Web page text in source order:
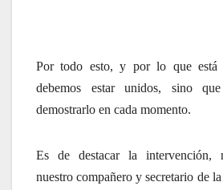
Por todo esto, y por lo que
debemos estar unidos, sino que
demostrarlo en cada momento.
Es de destacar la intervención,
nuestro compañero y secretario de